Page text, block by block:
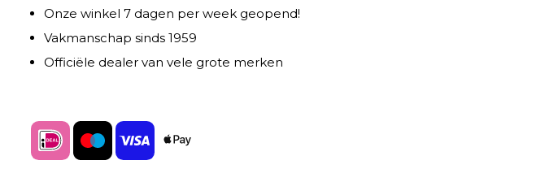
Onze winkel 7 dagen per week geopend!
Vakmanschap sinds 1959
Officiële dealer van vele grote merken